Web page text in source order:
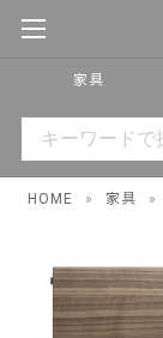
家具
HOME » 家具 »